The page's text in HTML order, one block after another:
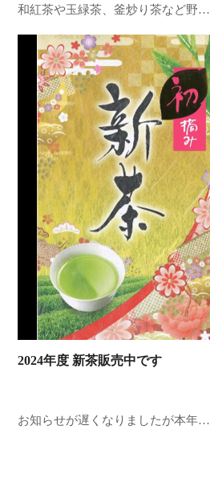
和紅茶や玉緑茶、釜炒り茶など野…
2024年度 新茶販売中です
お知らせが遅くなりましたが本年…